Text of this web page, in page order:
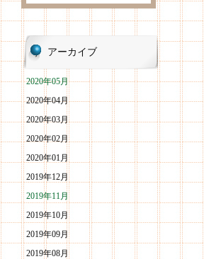
アーカイブ
2020年05月
2020年04月
2020年03月
2020年02月
2020年01月
2019年12月
2019年11月
2019年10月
2019年09月
2019年08月